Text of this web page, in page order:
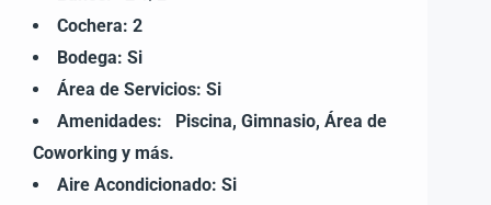
Cochera: 2
Bodega: Si
Área de Servicios: Si
Amenidades:
Piscina, Gimnasio, Área de
Coworking y más.
Aire Acondicionado: Si